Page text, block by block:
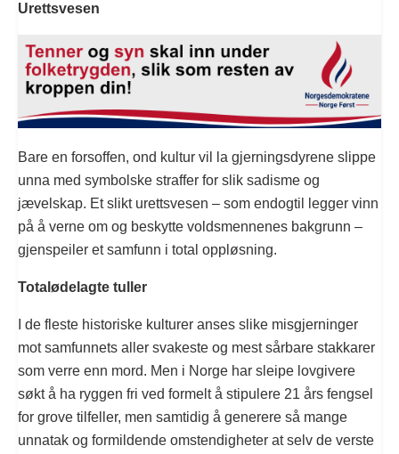
Urettsvesen
Bare en forsoffen, ond kultur vil la gjerningsdyrene slippe
unna med symbolske straffer for slik sadisme og
jævelskap. Et slikt urettsvesen – som endogtil legger vinn
på å verne om og beskytte voldsmennenes bakgrunn –
gjenspeiler et samfunn i total oppløsning.
Totalødelagte tuller
I de fleste historiske kulturer anses slike misgjerninger
mot samfunnets aller svakeste og mest sårbare stakkarer
som verre enn mord. Men i Norge har sleipe lovgivere
søkt å ha ryggen fri ved formelt å stipulere 21 års fengsel
for grove tilfeller, men samtidig å generere så mange
unnatak og formildende omstendigheter at selv de verste